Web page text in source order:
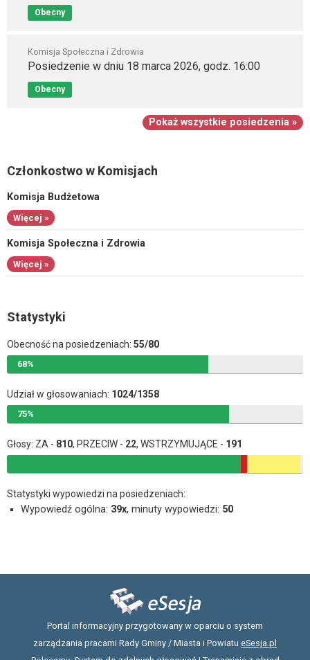
Obecny
Komisja Społeczna i Zdrowia
Posiedzenie w dniu 18 marca 2026, godz. 16:00
Obecny
Pokaż wszystkie posiedzenia »
Członkostwo w Komisjach
Komisja Budżetowa
Więcej »
Komisja Społeczna i Zdrowia
Więcej »
Statystyki
Obecność na posiedzeniach: 55/80
68%
Udział w głosowaniach: 1024/1358
75%
Głosy: ZA - 810, PRZECIW - 22, WSTRZYMUJĄCE - 191
Statystyki wypowiedzi na posiedzeniach:
Wypowiedź ogólna: 39x, minuty wypowiedzi: 50
Portal informacyjny przygotowany w oparciu o system
zarządzania pracami Rady Gminy / Miasta i Powiatu eSesja.pl